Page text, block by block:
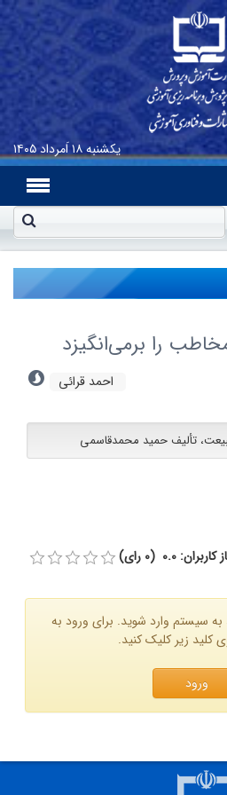
یکشنبه۱۸ اَمرداد ۱۴۰۵
را برمی‌انگیزد
احمد قرائی
تألیف حمید محمدقاسمی
0.0 (0 رای)
به سیستم وارد شوید. برای ورود به
کلید زیر کلیک کنید.
ورود